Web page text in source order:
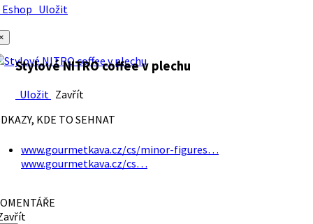
Uložit
Stylové NITRO coffee v plechu
Uložit Zavřít
KDE TO SEHNAT
www.gourmetkava.cz/cs/minor-figures…
www.gourmetkava.cz/cs…